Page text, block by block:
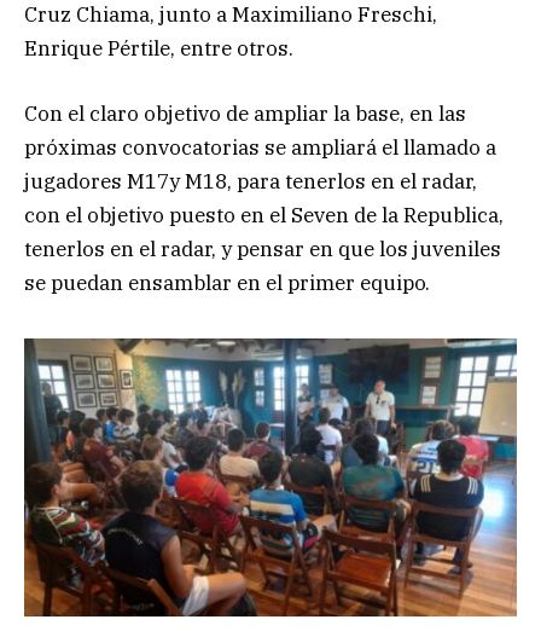
Cruz Chiama, junto a Maximiliano Freschi,
Enrique Pértile, entre otros.
Con el claro objetivo de ampliar la base, en las
próximas convocatorias se ampliará el llamado a
jugadores M17y M18, para tenerlos en el radar,
con el objetivo puesto en el Seven de la Republica,
tenerlos en el radar, y pensar en que los juveniles
se puedan ensamblar en el primer equipo.